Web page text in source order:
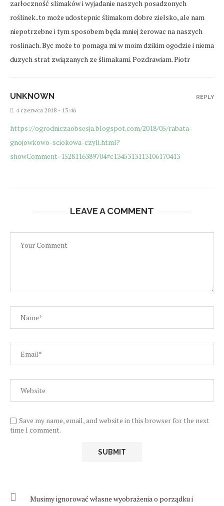
zarłoczność slimaków i wyjadanie naszych posadzonych
roślinek..to może udostepnic ślimakom dobre zielsko, ale nam
niepotrzebne i tym sposobem będa mniej żerowac na naszych
roslinach. Byc może to pomaga mi w moim dzikim ogodzie i niema
duzych strat związanych ze ślimakami. Pozdrawiam. Piotr
UNKNOWN
4 czerwca 2018 - 13:46
https://ogrodniczaobsesja.blogspot.com/2018/05/rabata-
gnojowkowo-sciokowa-czyli.html?
showComment=1528116389704#c1345313113106170413
REPLY
LEAVE A COMMENT
Save my name, email, and website in this browser for the next
time I comment.
Musimy ignorować własne wyobrażenia o porządku i